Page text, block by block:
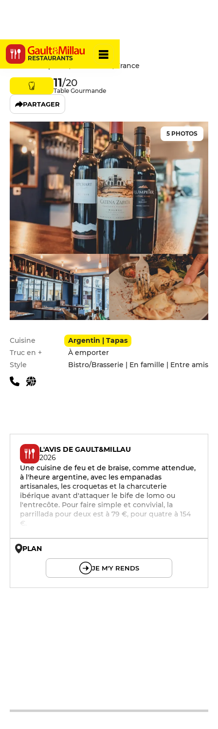
RESTAURANTS
Volver
18 Rue Dauphine, 75006 Paris, France
11/20
Table Gourmande
PARTAGER
5 PHOTOS
Infos pratiques
Cuisine
Argentin | Tapas
Truc en +
À emporter
Style
Bistro/Brasserie | En famille | Entre amis
L'AVIS DE GAULT&MILLAU
2026
Une cuisine de feu et de braise, comme attendue,
à l'heure argentine, avec les empanadas
artisanales, les croquetas et la charcuterie
ibérique avant d'attaquer le bife de lomo ou
l'entrecôte. Pour faire simple et convivial, la
parrillada pour deux est à 79 €, pour quatre à 154
€.
PLAN
JE M'Y RENDS